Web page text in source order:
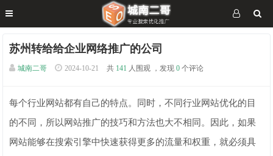
苏州转给给企业网络推广的公司
城南二哥 2024-10-21 共 141 人围观 ，发现 0 个评论
每个行业网站都有自己的特点。同时，不同行业网站优化的目
的不同，所以网站推广的技巧和方法也大不相同。因此，如果
网站能够在搜索引擎中快速获得更多的流量和权重，就必须具